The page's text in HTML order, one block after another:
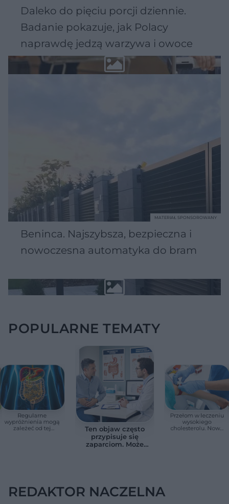
Daleko do pięciu porcji dziennie.
Badanie pokazuje, jak Polacy
naprawdę jedzą warzywa i owoce
Beninca. Najszybsza, bezpieczna i
nowoczesna automatyka do bram
MATERIAŁ SPONSOROWANY
POPULARNE TEMATY
Regularne
wypróżnienia mogą
zależeć od tej
Ten objaw często
przypisuje się
zaparciom. Może
Przełom w leczeniu
wysokiego
cholesterolu. Nowa
REDAKTOR NACZELNA